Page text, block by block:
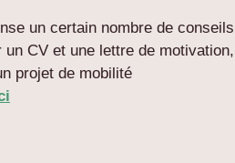
un certain nombre de conseils
CV et une lettre de motivation,
projet de mobilité